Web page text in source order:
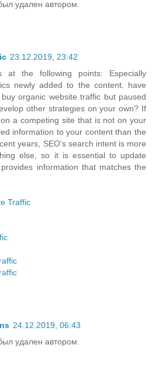
удален автором.
23.12.2019, 23:42
at the following points: Especially
newly added to the content. have
organic website traffic but paused
other strategies on your own? If
a competing site that is not on your
information to your content than the
years, SEO's search intent is more
else, so it is essential to update
information that matches the
Traffic
24.12.2019, 06:43
удален автором.